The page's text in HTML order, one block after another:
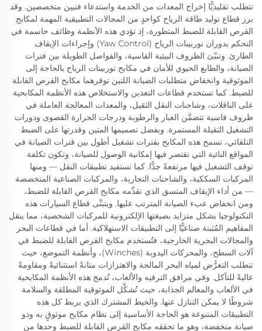
تتطلب تقليديًّا إخراج المعدات من الخدمة واستدعاء فنيين متخصصين. وقد
برز قطاع توليد طاقة الرياح كواحدٍ من المجالات التطبيقية المهمة لمكابح
القرص القابلة للضبط المتطورة، إذ تؤدي هذه الأنظمة وظائف حاسمة في
التحكم بدوران توربينات الرياح (Yaw Control) وإجراءات الإيقاف
الطارئ. وتنبّئ الظروف البيئية القاسية، والفواصل الطويلة بين فترات
الصيانة، والطابع الحيوي للأمان في مكابح توربينات الرياح بالحاجة إلى
الموثوقية وانخفاض متطلبات الصيانة اللتين توفرهما مكابح القرص القابلة
للضبط. كما تستخدم قطاعات التعدين والاستخلاص هذه الأنظمة المكابحية
على الناقلات، وشاحنات النقل الثقيل، والمعدات المعالجة العاملة في
ظروف قاسية تتضمَّن الغبار والرطوبة ودرجات الحرارة القصوى ودورات
التشغيل الثقيلة المستمرة. وبفضل تصميمها المتين وقدرتها على الضبط
التلقائي، تسمح هذه المكابح بفترات تشغيل أطول بين فترات الصيانة في
المواقع النائية التي تقتصر فيها إمكانية الوصول للصيانة، وتكون تكلفة
توقف التشغيل فيها مرتفعةً جدًّا. كما تستفيد تطبيقات النقل — ومنها
المركبات السككية، والشاحنات التجارية، والمركبات الصناعية المتخصصة
— من أداء الإيقاف المتسق الذي تقدِّمه مكابح القرص القابلة للضبط،
ومن انخفاض عبء الصيانة المترتب عليها. ويتبنَّى قطاع السيارات هذه
التكنولوجيا بشكل متزايد بصيغتها الإلكترونية للمركبات الشخصية، مما ينقل
المفاهيم المُثبتة صناعيًّا إلى التطبيقات الاستهلاكية. أما في قطاعات البحر
والمجالات البحرية الخارجية، فتُستخدم مكابح القرص القابلة للضبط في
آلات السطح، والمحركات اليدوية (Winches)، وأنظمة التموضع، حيث
تتطلب التعرُّض لمياه البحر المالحة والاهتزازات متانةً استثنائيةً ومقاومةً
عاليةً للتآكل. وفي مرافق الترفيه والألعاب، تُدمج هذه الأنظمة المكابحية
في الألعاب والمعالم الجذابة، حيث تُشكِّل الموثوقية المطلقة والسلامة
شروطًا لا يمكن التنازل عنها. والخيط المشترك الذي يربط كل هذه
التطبيقات المتنوعة هو الحاجة الأساسية إلى نظام مكابح موثوقٍ به وذو
صيانة منخفضة، وهو ما تحققه مكابح القرص القابلة للضبط وحدها من